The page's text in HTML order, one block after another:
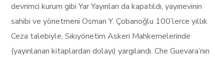
devrimci kurum gibi Yar Yayınları da kapatıldı, yayınevinin
sahibi ve yönetmeni Osman Y. Çobanoğlu 100’lerce yıllık
Ceza talebiyle, Sıkıyönetim Askeri Mahkemelerinde
(yayınlanan kitaplardan dolayı) yargılandı. Che Guevara’nın